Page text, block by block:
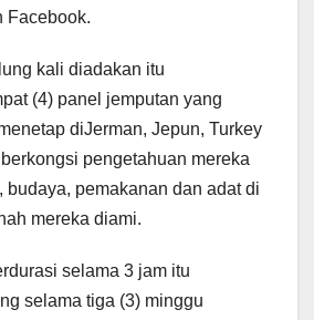
Facebook.
kali diadakan itu
(4) panel jemputan yang
diJerman, Jepun, Turkey
pengetahuan mereka
budaya, pemakanan dan adat di
mereka diami.
selama 3 jam itu
selama tiga (3) minggu